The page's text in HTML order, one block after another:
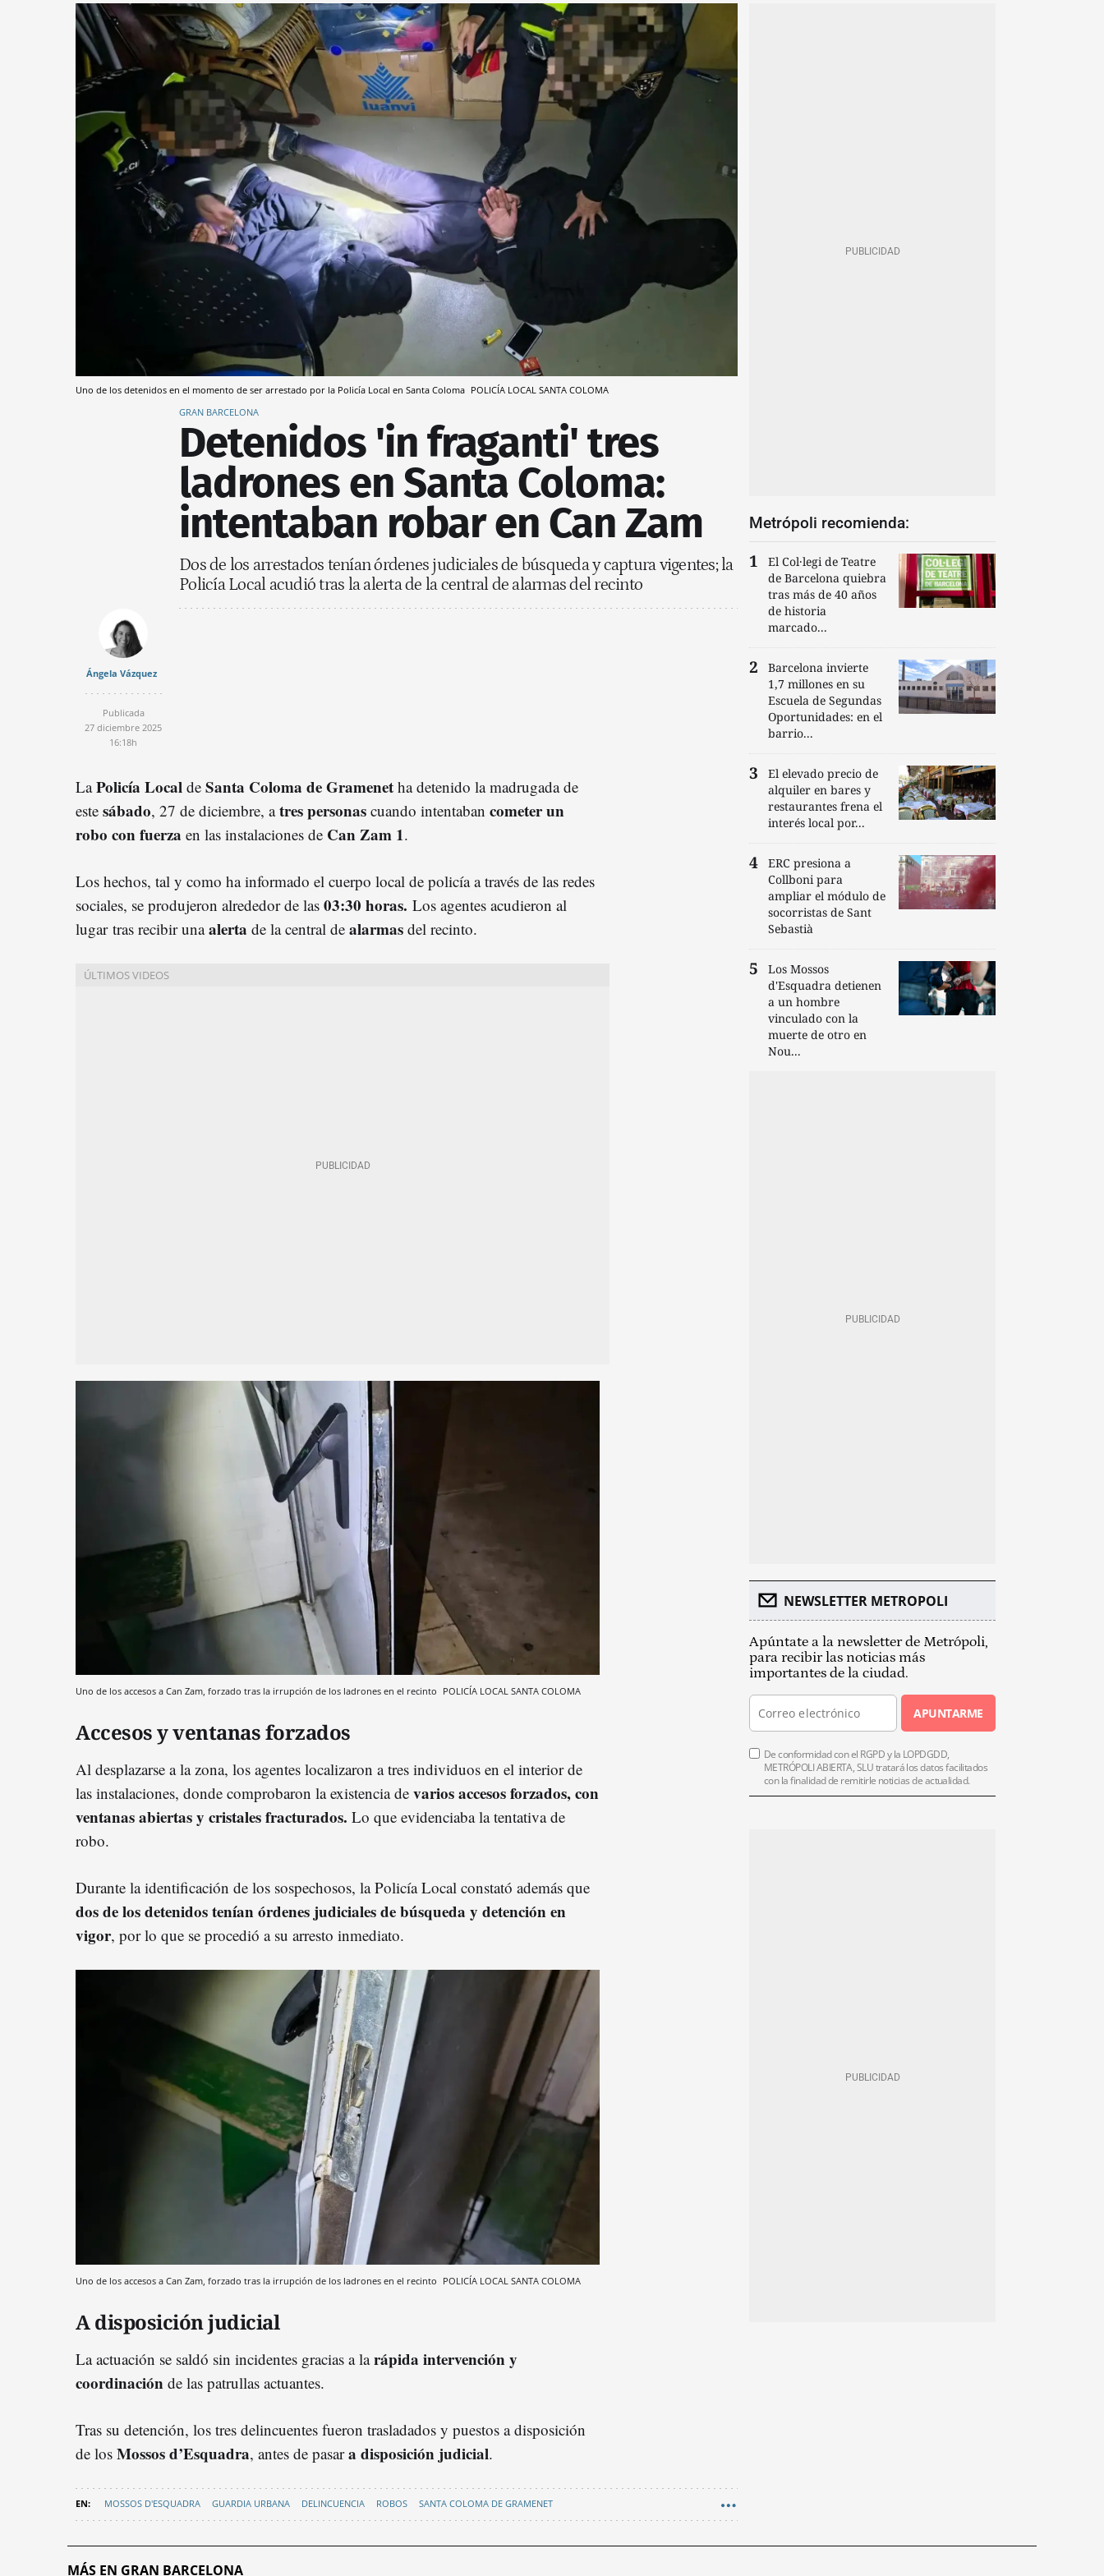
Uno de los detenidos en el momento de ser arrestado por la Policía Local en Santa Coloma POLICÍA LOCAL SANTA COLOMA
GRAN BARCELONA
Detenidos 'in fraganti' tres
ladrones en Santa Coloma:
intentaban robar en Can Zam
Dos de los arrestados tenían órdenes judiciales de búsqueda y captura vigentes; la
Policía Local acudió tras la alerta de la central de alarmas del recinto
Ángela Vázquez
Publicada
27 diciembre 2025
16:18h
LaPolicía Local de Santa Coloma de Gramenet ha detenido la madrugada de
este sábado, 27 de diciembre, atres personas cuando intentaban cometer un
robo con fuerza en las instalaciones de Can Zam 1.
Los hechos, tal y como ha informado el cuerpo local de policía a través de las redes
sociales, se produjeron alrededor de las 03:30 horas. Los agentes acudieron al
lugar tras recibir unaalerta de la central de alarmas del recinto.
Uno de los accesos a Can Zam, forzado tras la irrupción de los ladrones en el recinto POLICÍA LOCAL SANTA COLOMA
Accesos y ventanas forzados
Al desplazarse a la zona, los agentes localizaron a tres individuos en el interior de
las instalaciones, donde comprobaron la existencia de varios accesos forzados, con
ventanas abiertas y cristales fracturados. Lo que evidenciaba la tentativa de
robo.
Durante la identificación de los sospechosos, la Policía Local constató además que
dos de los detenidos tenían órdenes judiciales de búsqueda y detención en
vigor, por lo que se procedió a su arresto inmediato.
Uno de los accesos a Can Zam, forzado tras la irrupción de los ladrones en el recinto POLICÍA LOCAL SANTA COLOMA
A disposición judicial
La actuación se saldó sin incidentes gracias a larápida intervención y
coordinación de las patrullas actuantes.
Tras su detención, los tres delincuentes fueron trasladados y puestos a disposición
de los Mossos d’Esquadra, antes de pasara disposición judicial.
MOSSOS D'ESQUADRA GUARDIA URBANA DELINCUENCIA ROBOS SANTA COLOMA DE GRAMENET
Metrópoli recomienda:
El Col·legi de Teatre
de Barcelona quiebra
tras más de 40 años
de historia
marcado...
Barcelona invierte
1,7 millones en su
Escuela de Segundas
Oportunidades: en el
barrio...
El elevado precio de
alquiler en bares y
restaurantes frena el
interés local por...
ERC presiona a
Collboni para
ampliar el módulo de
socorristas de Sant
Sebastià
Los Mossos
d'Esquadra detienen
a un hombre
vinculado con la
muerte de otro en
Nou...
NEWSLETTER METROPOLI
Apúntate a la newsletter de Metrópoli,
para recibir las noticias más
importantes de la ciudad.
APUNTARME
De conformidad con el RGPD y la LOPDGDD,
METRÓPOLI ABIERTA, SLU tratará los datos facilitados
con la finalidad de remitirle noticias de actualidad.
MÁS EN GRAN BARCELONA